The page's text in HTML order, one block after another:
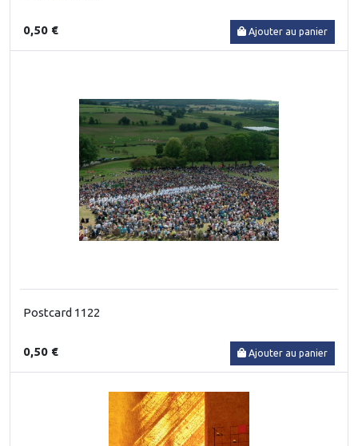
0,50 € Ajouter au panier
Postcard 1122
0,50 € Ajouter au panier